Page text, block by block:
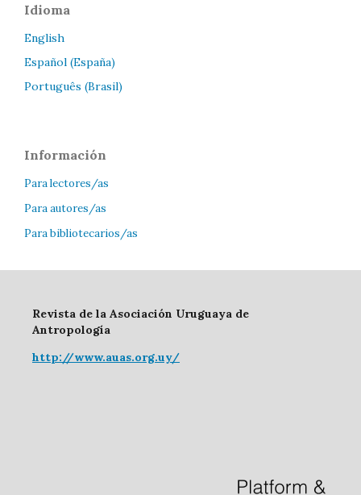
Idioma
English
Español (España)
Português (Brasil)
Información
Para lectores/as
Para autores/as
Para bibliotecarios/as
Revista de la Asociación Uruguaya de
Antropología
http://www.auas.org.uy/